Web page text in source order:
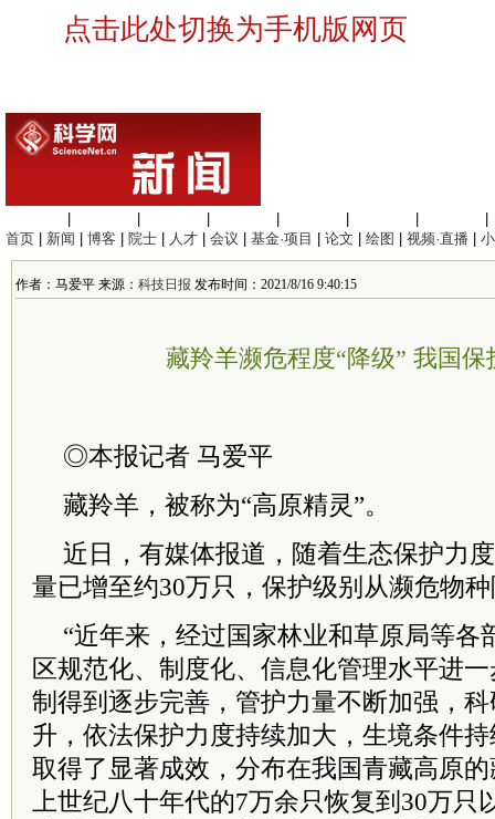
点击此处切换为手机版网页
首页
新闻 博客 院士 人才 会议 基金·项目 论文 绘图 视频·直播
作者：马爱平 来源： 科技日报 发布时间：2021/8/16 9:40:15
藏羚羊濒危程度“降级” 我国保
◎本报记者 马爱平
藏羚羊，被称为“高原精灵”。
近日，有媒体报道，随着生态保护力
量已增至约30万只，保护级别从濒危物
“近年来，经过国家林业和草原局等各
区规范化、制度化、信息化管理水平进
制得到逐步完善，管护力量不断加强，
升，依法保护力度持续加大，生境条件
取得了显著成效，分布在我国青藏高原
上世纪八十年代的7万余只恢复到30万只